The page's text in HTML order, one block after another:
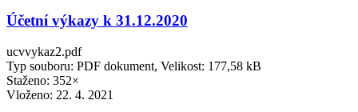
Účetní výkazy k 31.12.2020
ucvvykaz2.pdf
Typ souboru: PDF dokument, Velikost: 177,58 kB
Staženo: 352×
Vloženo: 22. 4. 2021